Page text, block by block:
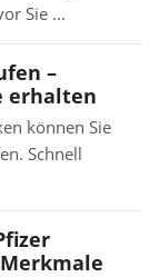
Sie ...
–
erhalten
können Sie
Schnell